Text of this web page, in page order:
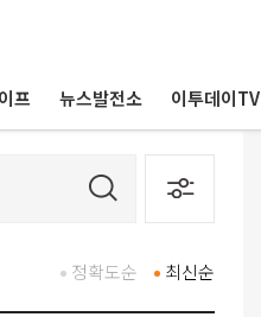
프 뉴스발전소 이투데이TV
최신순
정확도순